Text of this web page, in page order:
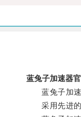
蓝兔子加速器
蓝兔子加速
采用先进的